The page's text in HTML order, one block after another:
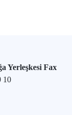
Yerleşkesi Fax
10